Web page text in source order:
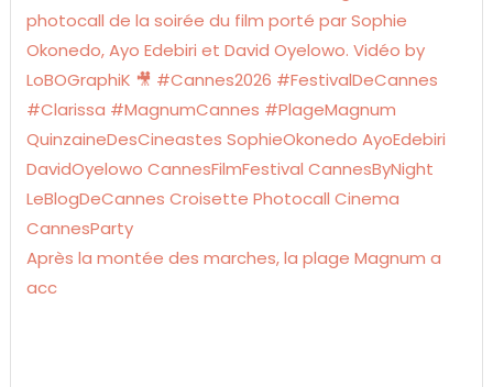
Après la montée des marches, la plage Magnum a
acc